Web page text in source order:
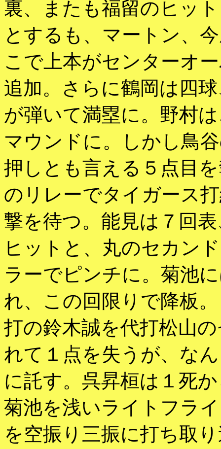
裏、またも福留のヒッ
とするも、マートン、
こで上本がセンターオ
追加。さらに鶴岡は四
が弾いて満塁に。野村
マウンドに。しかし鳥
押しとも言える５点目
のリレーでタイガース
撃を待つ。能見は７回
ヒットと、丸のセカン
ラーでピンチに。菊池
れ、この回限りで降板
打の鈴木誠を代打松山
れて１点を失うが、な
に託す。呉昇桓は１死
菊池を浅いライトフラ
を空振り三振に打ち取